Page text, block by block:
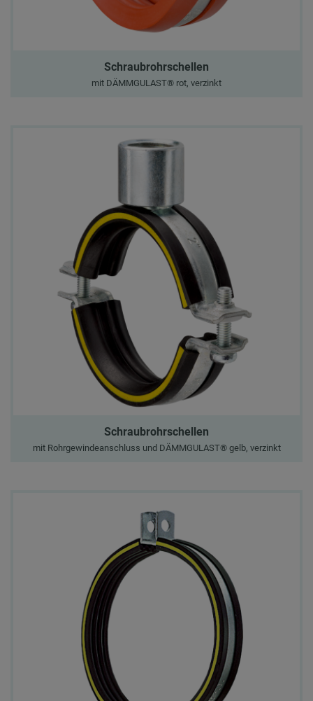
Schraubrohrschellen
mit DÄMMGULAST® rot, verzinkt
Schraubrohrschellen
mit Rohrgewindeanschluss und DÄMMGULAST® gelb, verzinkt